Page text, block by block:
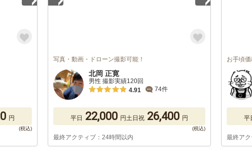
円
写真・動画・ドローン撮影可能！
北岡 正寛
男性 撮影実績120回
4.91
74件
平日 22,000 円土日祝 26,400 円
最終アクティブ：24時間以内
お手頃
平
最終ア